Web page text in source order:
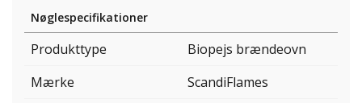
Nøglespecifikationer
Produkttype
Biopejs brændeovn
Mærke
ScandiFlames